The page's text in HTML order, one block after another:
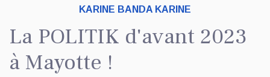
KARINE BANDA KARINE
La POLITIK d'avant 2023
à Mayotte !